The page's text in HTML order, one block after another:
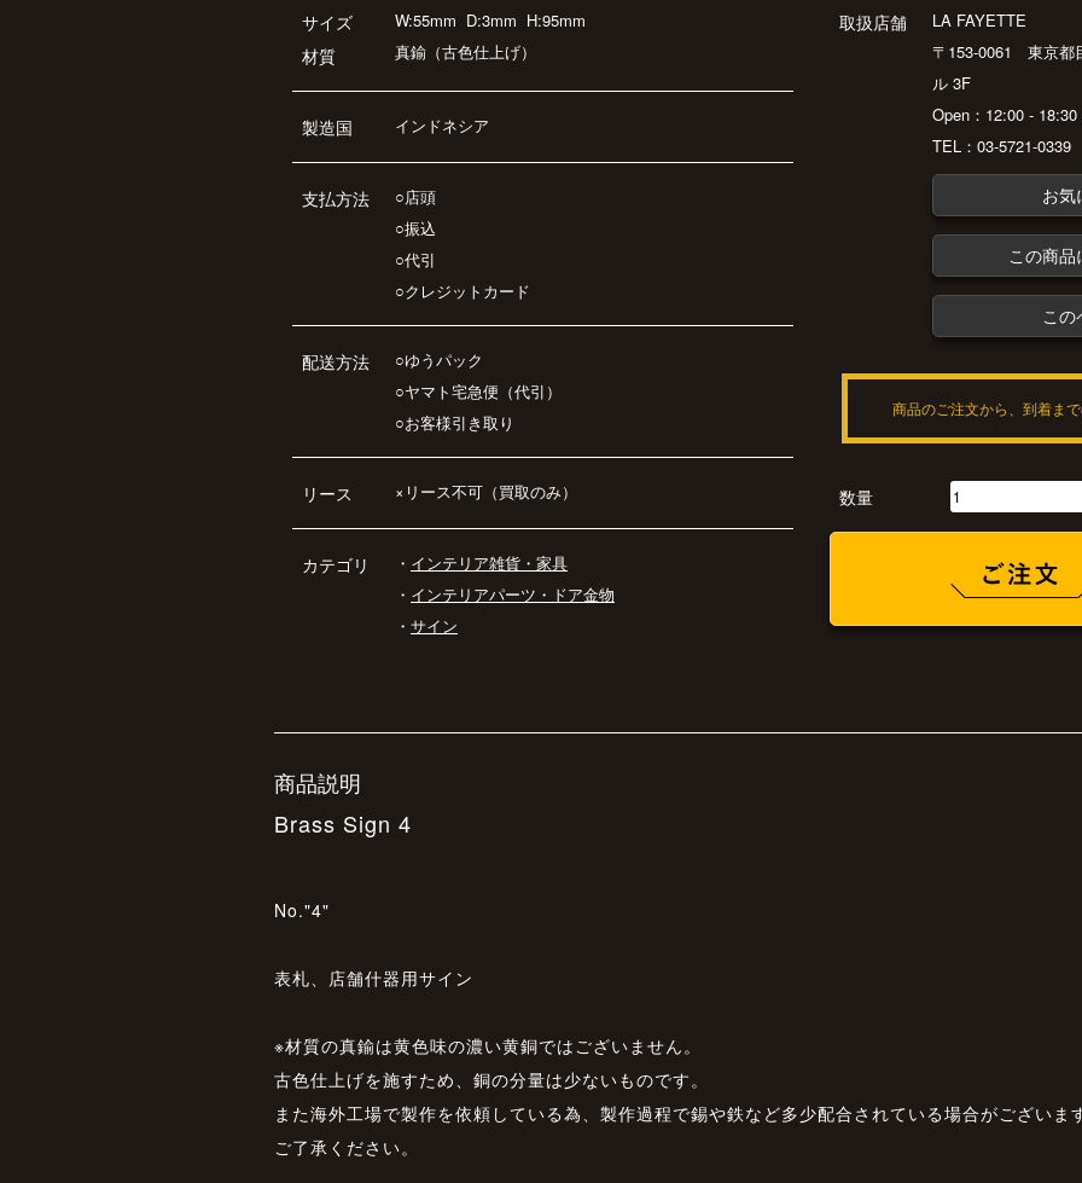
サイズ
材質
W:55mm D:3mm H:95mm
真鍮（古色仕上げ）
製造国 インドネシア
支払方法
○店頭
○振込
○代引
○クレジットカード
配送方法
○ゆうパック
○ヤマト宅急便（代引）
○お客様引き取り
リース ×リース不可（買取のみ）
カテゴリ ・ インテリア雑貨・家具
・ インテリアパーツ・ドア金物
・ サイン
取扱店舗
LA FAYETTE
〒153-0061 東京都
ル 3F
Open：12:00 -
TEL：03-5721-
お気
この商
この
商品のご注文から、到着ま
数量
商品説明
Brass Sign 4
No."4"
表札、店舗什器用サイン
※材質の真鍮は黄色味の濃い黄銅ではございません。
古色仕上げを施すため、銅の分量は少ないものです。
また海外工場で製作を依頼している為、製作過程で錫や鉄など多少配合されている場合がございま
ご了承ください。